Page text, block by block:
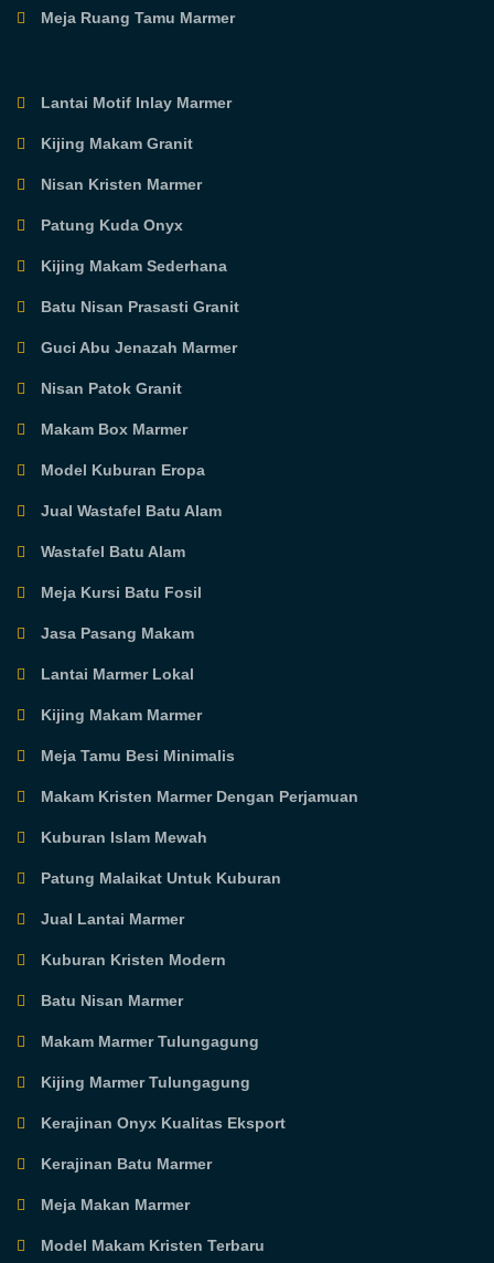
Meja Ruang Tamu Marmer
Lantai Motif Inlay Marmer
Kijing Makam Granit
Nisan Kristen Marmer
Patung Kuda Onyx
Kijing Makam Sederhana
Batu Nisan Prasasti Granit
Guci Abu Jenazah Marmer
Nisan Patok Granit
Makam Box Marmer
Model Kuburan Eropa
Jual Wastafel Batu Alam
Wastafel Batu Alam
Meja Kursi Batu Fosil
Jasa Pasang Makam
Lantai Marmer Lokal
Kijing Makam Marmer
Meja Tamu Besi Minimalis
Makam Kristen Marmer Dengan Perjamuan
Kuburan Islam Mewah
Patung Malaikat Untuk Kuburan
Jual Lantai Marmer
Kuburan Kristen Modern
Batu Nisan Marmer
Makam Marmer Tulungagung
Kijing Marmer Tulungagung
Kerajinan Onyx Kualitas Eksport
Kerajinan Batu Marmer
Meja Makan Marmer
Model Makam Kristen Terbaru